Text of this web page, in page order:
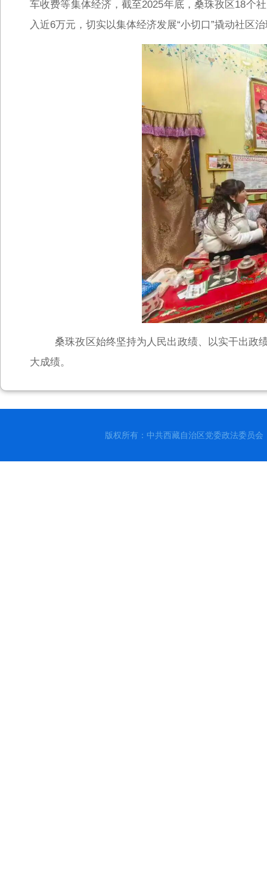
车收费等集体经济，截至2025年底，桑珠孜区18个
入近6万元，切实以集体经济发展“小切口”撬动社区治
桑珠孜区始终坚持为人民出政绩、以实干出政
大成绩。
版权所有：中共西藏自治区党委政法委员